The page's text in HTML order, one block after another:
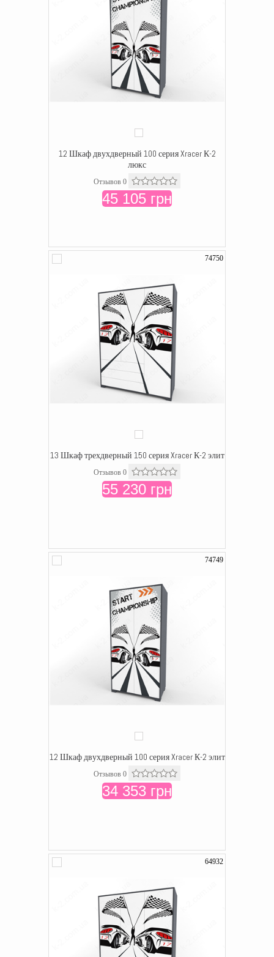
12 Шкаф двухдверный 100 серия Xracer К-2
люкс
Отзывов 0
45 105 грн
74750
13 Шкаф трехдверный 150 серия Xracer К-2 элит
Отзывов 0
55 230 грн
74749
12 Шкаф двухдверный 100 серия Xracer К-2 элит
Отзывов 0
34 353 грн
64932